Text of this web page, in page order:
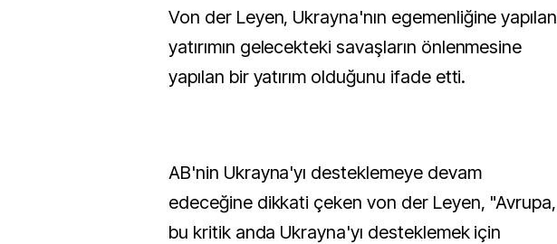
Von der Leyen, Ukrayna'nın egemenliğine yapılan
yatırımın gelecekteki savaşların önlenmesine
yapılan bir yatırım olduğunu ifade etti.
AB'nin Ukrayna'yı desteklemeye devam
edeceğine dikkati çeken von der Leyen, "Avrupa,
bu kritik anda Ukrayna'yı desteklemek için